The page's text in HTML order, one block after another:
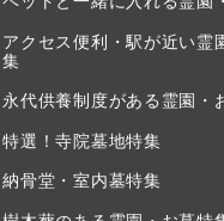
アクセス便利・駅が近い霊
集
永代供養制度がある霊園・
特選！寺院墓地特集
納骨堂・室内墓特集